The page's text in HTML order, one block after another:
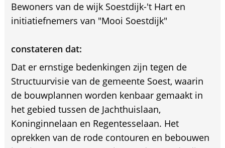
Bewoners van de wijk Soestdijk-'t Hart en
initiatiefnemers van "Mooi Soestdijk"
constateren dat:
Dat er ernstige bedenkingen zijn tegen de
Structuurvisie van de gemeente Soest, waarin
de bouwplannen worden kenbaar gemaakt in
het gebied tussen de Jachthuislaan,
Koninginnelaan en Regentesselaan. Het
oprekken van de rode contouren en bebouwen